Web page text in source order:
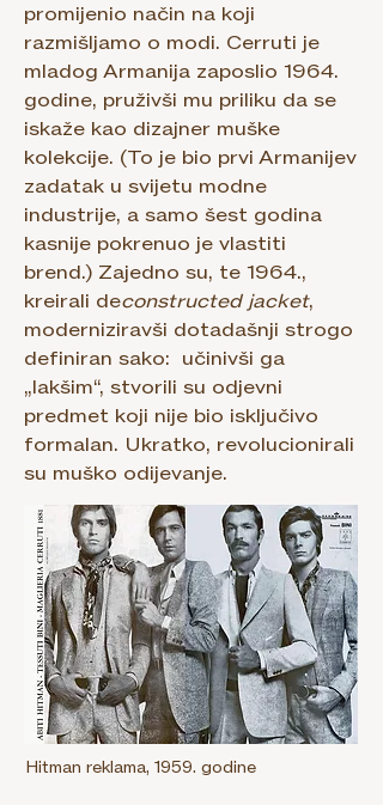
promijenio način na koji
razmišljamo o modi. Cerruti je
mladog Armanija zaposlio 1964.
godine, pruživši mu priliku da se
iskaže kao dizajner muške
kolekcije. (To je bio prvi Armanijev
zadatak u svijetu modne
industrije, a samo šest godina
kasnije pokrenuo je vlastiti
brend.) Zajedno su, te 1964.,
kreirali deconstructed jacket,
moderniziravši dotadašnji strogo
definiran sako: učinivši ga
„lakšim“, stvorili su odjevni
predmet koji nije bio isključivo
formalan. Ukratko, revolucionirali
su muško odijevanje.
Hitman reklama, 1959. godine